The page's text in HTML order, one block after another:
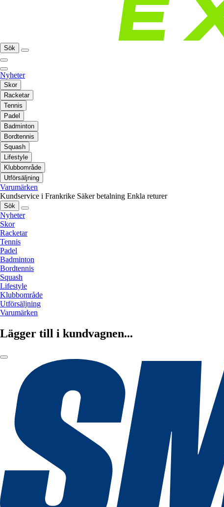
Sök
Nyheter
Skor
Racketar
Tennis
Padel
Badminton
Bordtennis
Squash
Lifestyle
Klubbområde
Utförsäljning
Varumärken
Kundservice i Frankrike Säker betalning Enkla returer
Sök
Nyheter
Skor
Racketar
Tennis
Padel
Badminton
Bordtennis
Squash
Lifestyle
Klubbområde
Utförsäljning
Varumärken
Lägger till i kundvagnen...